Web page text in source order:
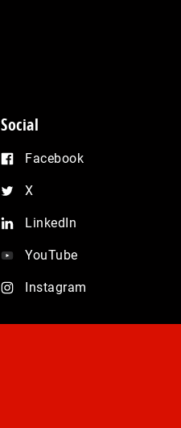
Social
Facebook
X
LinkedIn
YouTube
Instagram